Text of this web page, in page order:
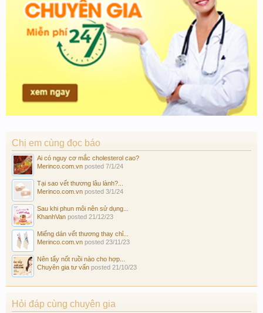
Chị em cùng đọc báo
Ai có nguy cơ mắc cholesterol cao?
Merinco.com.vn posted 7/1/24
Tại sao vết thương lâu lành?...
Merinco.com.vn posted 3/1/24
Sau khi phun môi nên sử dụng...
KhanhVan posted 21/12/23
Miếng dán vết thương thay chỉ...
Merinco.com.vn posted 23/11/23
Nên tẩy nốt ruồi nào cho hợp...
Chuyên gia tư vấn posted 21/10/23
Hỏi đáp cùng chuyên gia